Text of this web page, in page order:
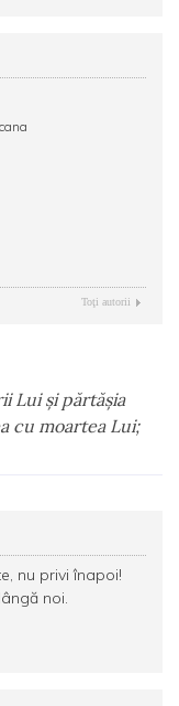
Toţi autorii
Lui şi părtăşia
cu moartea Lui;
nu privi înapoi!
noi.